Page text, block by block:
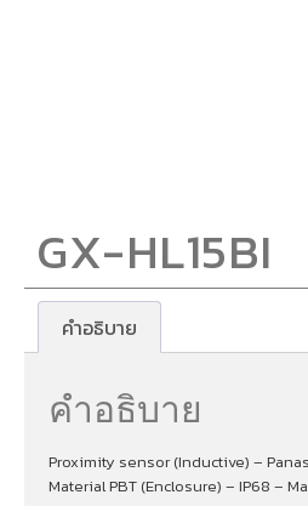
GX-HL15BI
คำอธิบาย
คำอธิบาย
Proximity sensor (Inductive) –
Material PBT (Enclosure) – IP68 –